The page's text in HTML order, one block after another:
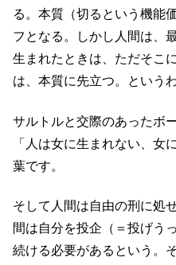
る。本質（切るという機能
フとなる。しかし人間は、
生まれたときは、ただそこ
は、本質に先立つ。というわ
サルトルと交際のあったボ
「人は女に生まれない、女
葉です。
そして人間は自由の刑に処
間は自分を投企（＝投げう
続ける必要があるという。